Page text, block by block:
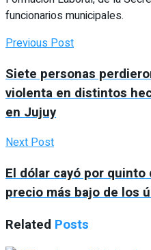
funcionarios municipales.
Previous Post
Siete personas
violenta en distintos
en Jujuy
Next Post
El dólar cayó por
precio más bajo de los
Related Posts